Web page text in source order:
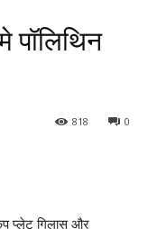
पॉलिथिन
0
818
प्लेट गिलास और